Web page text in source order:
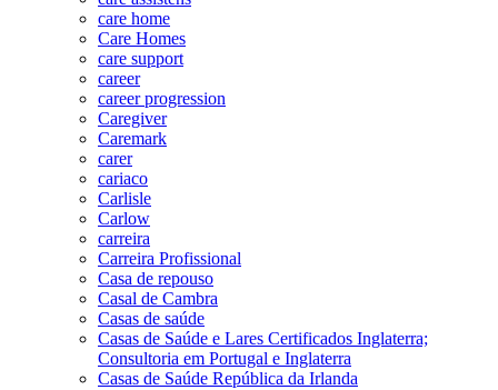
care home
Care Homes
care support
career
career progression
Caregiver
Caremark
carer
cariaco
Carlisle
Carlow
carreira
Carreira Profissional
Casa de repouso
Casal de Cambra
Casas de saúde
Casas de Saúde e Lares Certificados Inglaterra;
Consultoria em Portugal e Inglaterra
Casas de Saúde República da Irlanda